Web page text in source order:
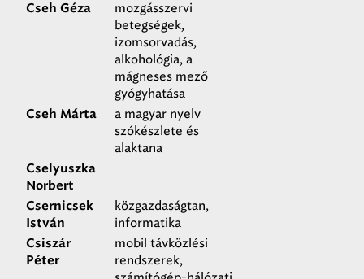
Cseh Géza
mozgásszervi
betegségek,
izomsorvadás,
alkohológia, a
mágneses mező
gyógyhatása
Cseh Márta
a magyar nyelv
szókészlete és
alaktana
Cselyuszka
Norbert
Csernicsek
István
közgazdaságtan,
informatika
Csiszár
Péter
mobil távközlési
rendszerek,